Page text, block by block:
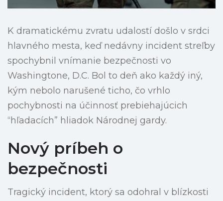
K dramatickému zvratu udalostí došlo v srdci
hlavného mesta, keď nedávny incident streľby
spochybnil vnímanie bezpečnosti vo
Washingtone, D.C. Bol to deň ako každý iný,
kým nebolo narušené ticho, čo vrhlo
pochybnosti na účinnosť prebiehajúcich
“hľadacích” hliadok Národnej gardy.
Nový príbeh o
bezpečnosti
Tragický incident, ktorý sa odohral v blízkosti